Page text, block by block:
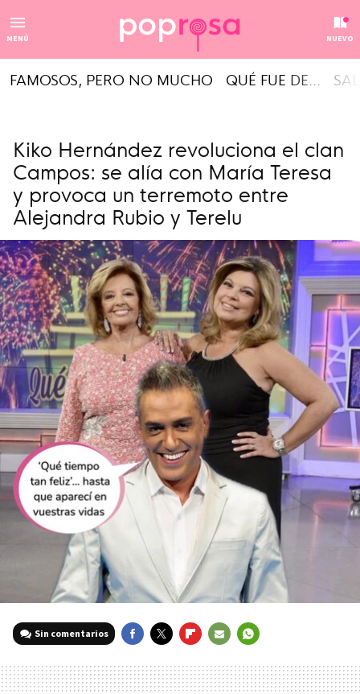
MENÚ NUEVO
FAMOSOS, PERO NO MUCHO QUÉ FUE DE...
Kiko Hernández revoluciona el clan
Campos: se alía con María Teresa
y provoca un terremoto entre
Alejandra Rubio y Terelu
Sin comentarios
MAIL